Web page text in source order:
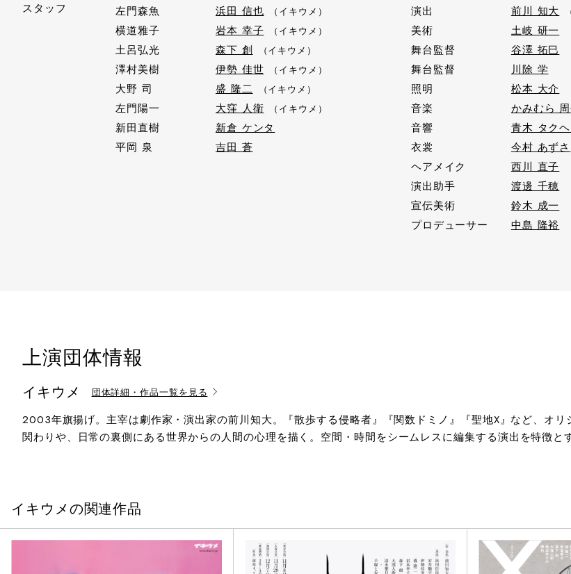
スタッフ
左門森魚 浜田 信也 （イキウメ）
横道雅子 岩本 幸子 （イキウメ）
土呂弘光 森下 創 （イキウメ）
澤村美樹 伊勢 佳世 （イキウメ）
大野 司 盛 隆二 （イキウメ）
左門陽一 大窪 人衛 （イキウメ）
新田直樹
新倉 ケンタ
平岡 泉
吉田 蒼
演出 前川 知大
美術
土岐 研一
舞台監督
谷澤 拓巳
舞台監督
川除 学
照明
松本 大介
音楽
かみむら
音響
青木 タク
衣裳
今村 あずさ
ヘアメイク
西川 直子
演出助手
渡邊 千穂
宣伝美術
鈴木 成一
プロデューサー
中島 隆裕
上演団体情報
イキウメ 団体詳細・作品一覧を見る
2003年旗揚げ。主宰は劇作家・演出家の前川知大。『散歩する侵略者』『関数ドミノ』『聖地X』など、オ
関わりや、日常の裏側にある世界からの人間の心理を描く。空間・時間をシームレスに編集する演出を特徴とす
イキウメの関連作品